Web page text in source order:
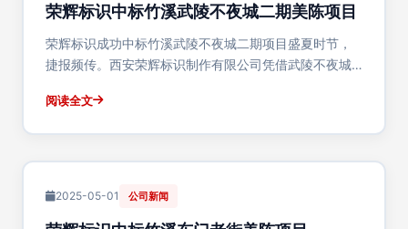
荣辉标识中标竹溪武陵不夜城二期美陈项目
荣辉标识成功中标竹溪武陵不夜城二期项目盛夏时节，
捷报频传。西安荣辉标识制作有限公司凭借武陵不夜城
的工程交付能力，成功中标湖北省十堰市竹溪县"武陵不
阅读全文
2025-05-01 公司新闻